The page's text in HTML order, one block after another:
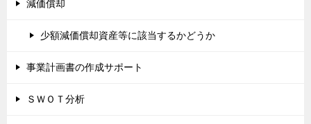
減価償却
少額減価償却資産等に該当するかどうか
事業計画書の作成サポート
ＳＷＯＴ分析